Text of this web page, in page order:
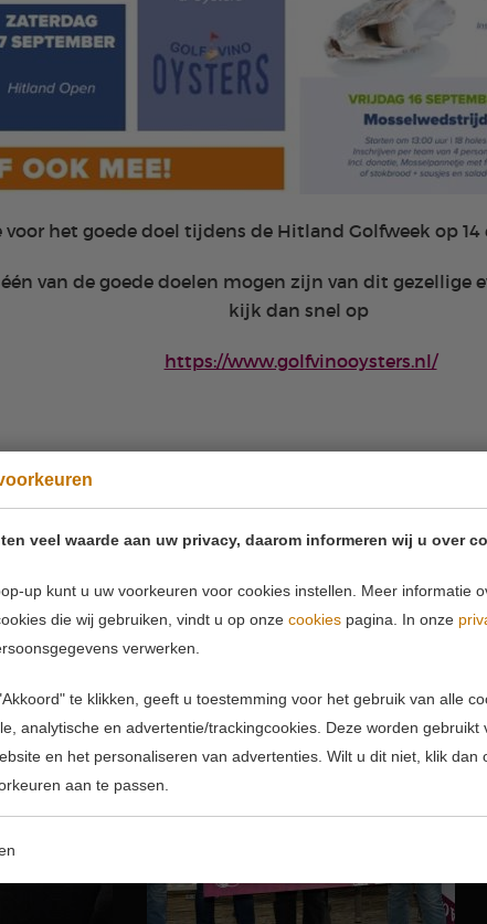
veel waarde aan uw privacy, daarom informeren wij u over
up kunt u uw voorkeuren voor cookies instellen. Meer informatie
die wij gebruiken, vindt u op onze cookies pagina. In onze
verwerken.
te klikken, geeft u toestemming voor het gebruik van alle
analytische en advertentie/trackingcookies. Deze worden gebruikt
en het personaliseren van advertenties. Wilt u dit niet, klik dan
aan te passen.
voor het goede doel tijdens de Hitland Golfweek op 14
van de goede doelen mogen zijn van dit gezellige
kijk dan snel op
https://www.golfvinooysters.nl/